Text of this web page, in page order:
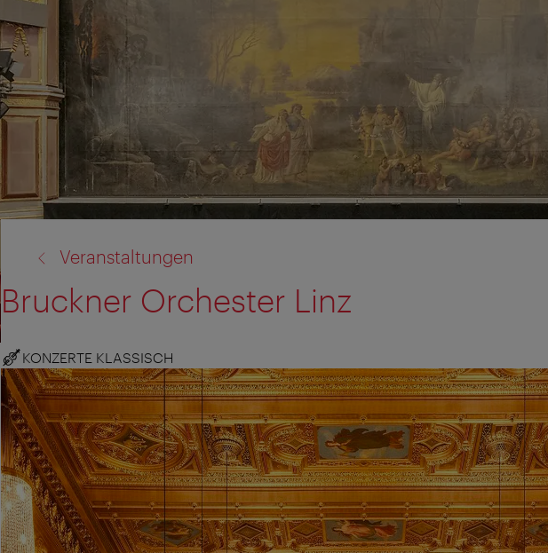
Veranstaltungen
Bruckner Orchester Linz
KONZERTE KLASSISCH